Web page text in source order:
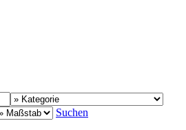
Suchen